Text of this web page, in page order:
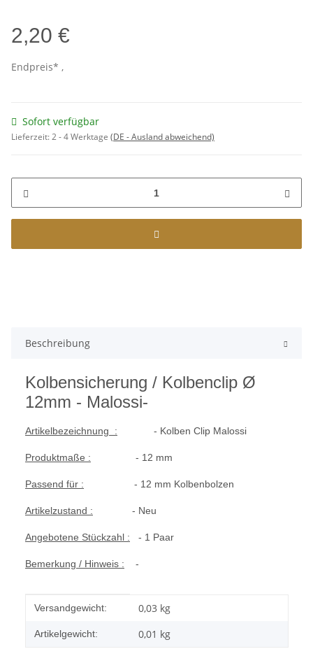
2,20 €
Endpreis* ,
Sofort verfügbar
Lieferzeit:2 - 4 Werktage (DE - Ausland abweichend)
Beschreibung
Kolbensicherung / Kolbenclip Ø
12mm - Malossi-
Artikelbezeichnung : - Kolben Clip Malossi
Produktmaße : - 12 mm
Passend für : - 12 mm Kolbenbolzen
Artikelzustand : - Neu
Angebotene Stückzahl : - 1 Paar
Bemerkung / Hinweis : -
Produkteigenschaft
Wert
Versandgewicht: 0,03 kg
Artikelgewicht: 0,01 kg